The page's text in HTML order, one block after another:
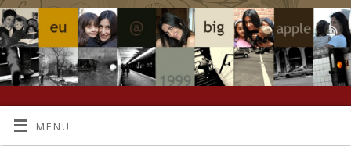
MENU